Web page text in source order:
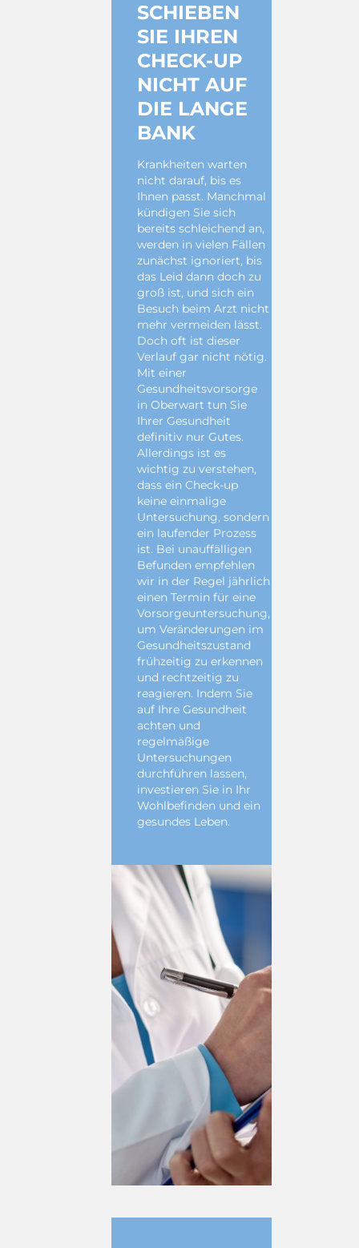
SCHIEBEN
SIE IHREN
CHECK-UP
NICHT AUF
DIE LANGE
BANK
Krankheiten warten
nicht darauf, bis es
Ihnen passt. Manchmal
kündigen Sie sich
bereits schleichend an,
werden in vielen Fällen
zunächst ignoriert, bis
das Leid dann doch zu
groß ist, und sich ein
Besuch beim Arzt nicht
mehr vermeiden lässt.
Doch oft ist dieser
Verlauf gar nicht nötig.
Mit einer
Gesundheitsvorsorge
in Oberwart tun Sie
Ihrer Gesundheit
definitiv nur Gutes.
Allerdings ist es
wichtig zu verstehen,
dass ein Check-up
keine einmalige
Untersuchung, sondern
ein laufender Prozess
ist. Bei unauffälligen
Befunden empfehlen
wir in der Regel jährlich
einen Termin für eine
Vorsorgeuntersuchung,
um Veränderungen im
Gesundheitszustand
frühzeitig zu erkennen
und rechtzeitig zu
reagieren. Indem Sie
auf Ihre Gesundheit
achten und
regelmäßige
Untersuchungen
durchführen lassen,
investieren Sie in Ihr
Wohlbefinden und ein
gesundes Leben.